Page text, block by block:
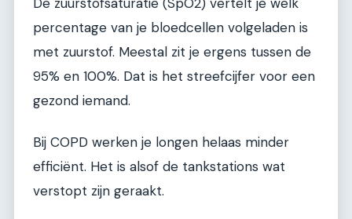
percentage van je bloedcellen volgeladen is
met zuurstof. Meestal zit je ergens tussen de
95% en 100%. Dat is het streefcijfer voor een
gezond iemand.
Bij COPD werken je longen helaas minder
efficiënt. Het is alsof de tankstations wat
verstopt zijn geraakt.